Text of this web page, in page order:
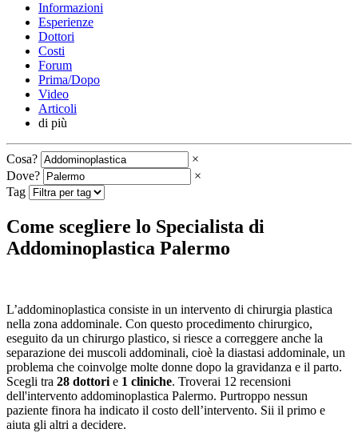
Informazioni
Esperienze
Dottori
Costi
Forum
Prima/Dopo
Video
Articoli
di più
Cosa?
×
Dove?
×
Tag
Come scegliere lo Specialista di
Addominoplastica Palermo
L’addominoplastica consiste in un intervento di chirurgia plastica
nella zona addominale. Con questo procedimento chirurgico,
eseguito da un chirurgo plastico, si riesce a correggere anche la
separazione dei muscoli addominali, cioè la diastasi addominale, un
problema che coinvolge molte donne dopo la gravidanza e il parto.
Scegli tra 28 dottori e 1 cliniche. Troverai 12 recensioni
dell'intervento addominoplastica Palermo. Purtroppo nessun
paziente finora ha indicato il costo dell’intervento. Sii il primo e
aiuta gli altri a decidere.